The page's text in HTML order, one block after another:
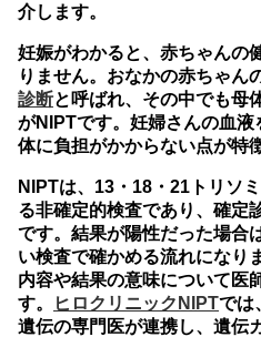
介します。
妊娠がわかると、赤ちゃんの
りません。おなかの赤ちゃん
診断と呼ばれ、その中でも母
がNIPTです。妊婦さんの血
体に負担がかからない点が特
NIPTは、 13・18・21トリソ
る非確定的検査であり、確定
です。 結果が陽性だった場合は
い検査で確かめる流れになり
内容や結果の意味について医
す。
ヒロクリニックNIPTでは
遺伝の専門医が連携し、遺伝